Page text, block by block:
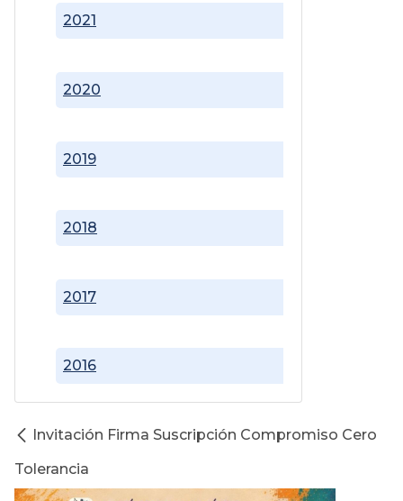
2016
2017
2018
2019
2020
2021
Invitación Firma Suscripción Compromiso Cero
Tolerancia